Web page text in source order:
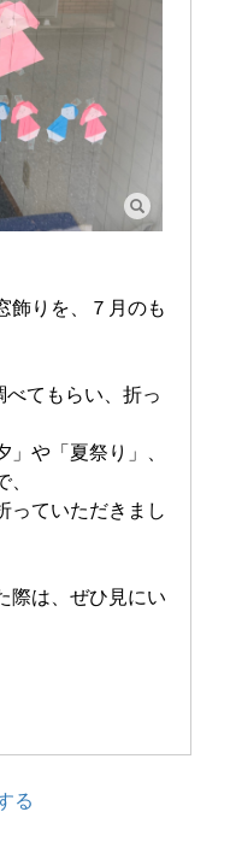
飾りを、７月のも
べてもらい、折っ
や「夏祭り」、
っていただきまし
際は、ぜひ見にい
る